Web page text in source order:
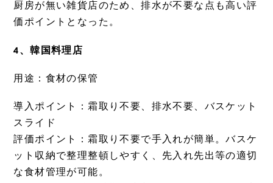
厨房が無い雑貨店のため、排水が不要な点も高い評
価ポイントとなった。
4、韓国料理店
用途：食材の保管
導入ポイント：霜取り不要、排水不要、バスケット
スライド
評価ポイント：霜取り不要で手入れが簡単。バスケ
ット収納で整理整頓しやすく、先入れ先出等の適切
な食材管理が可能。